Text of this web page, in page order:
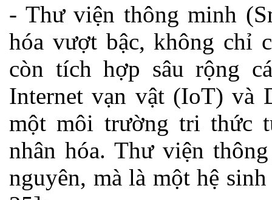
- Thư viện thông minh
hóa vượt bậc, không chỉ
còn tích hợp sâu rộng
Internet vạn vật (IoT) và
một môi trường tri thức
nhân hóa. Thư viện
nguyên, mà là một hệ